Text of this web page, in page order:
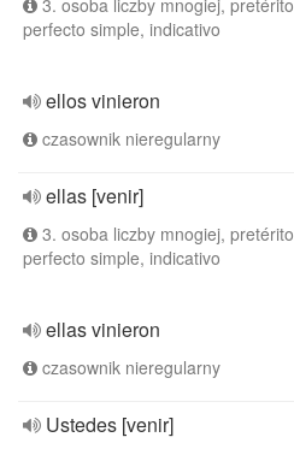
3. osoba liczby mnogiej, pretérito
perfecto simple, indicativo
ellos vinieron
czasownik nieregularny
ellas [venir]
3. osoba liczby mnogiej, pretérito
perfecto simple, indicativo
ellas vinieron
czasownik nieregularny
Ustedes [venir]